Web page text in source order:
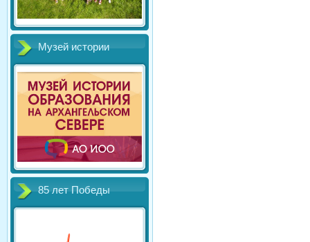
Музей истории
85 лет Победы